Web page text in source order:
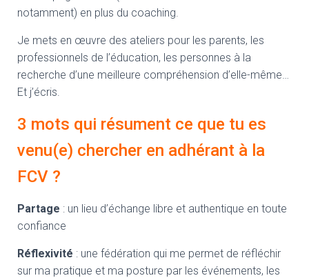
notamment) en plus du coaching.
Je mets en œuvre des ateliers pour les parents, les
professionnels de l’éducation, les personnes à la
recherche d’une meilleure compréhension d’elle-même…
Et j’écris.
3 mots qui résument ce que tu es
venu(e) chercher en adhérant à la
FCV ?
Partage : un lieu d’échange libre et authentique en toute
confiance
Réflexivité : une fédération qui me permet de réfléchir
sur ma pratique et ma posture par les événements, les